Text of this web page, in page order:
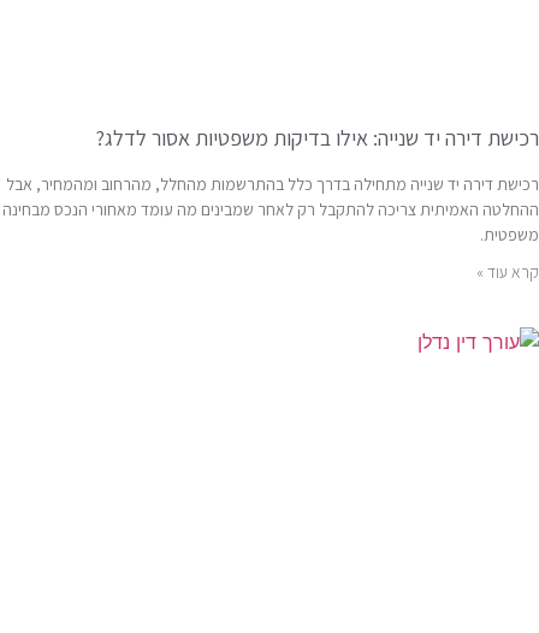
רכישת דירה יד שנייה: אילו בדיקות משפטיות אסור לדלג?
רכישת דירה יד שנייה מתחילה בדרך כלל בהתרשמות מהחלל, מהרחוב ומהמחיר, אבל
ההחלטה האמיתית צריכה להתקבל רק לאחר שמבינים מה עומד מאחורי הנכס מבחינה
משפטית.
קרא עוד »